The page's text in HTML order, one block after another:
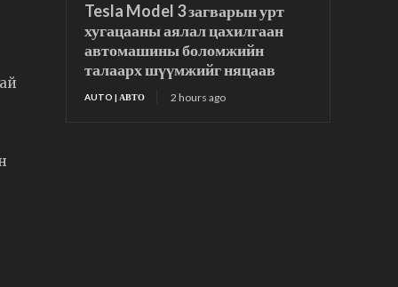
Tesla Model 3 загварын урт
хугацааны аялал цахилгаан
автомашины боломжийн
талаарх шүүмжийг няцаав
AUTO | АВТО 2 hours ago